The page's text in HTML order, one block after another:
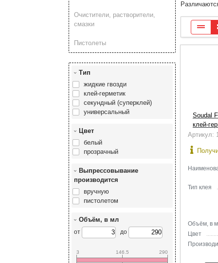
Очистители, растворители,
смазки
Пистолеты
Тип
жидкие гвозди
клей-герметик
секундный (суперклей)
универсальный
Цвет
белый
прозрачный
Выпрессовывание
производится
вручную
пистолетом
Объём, в мл
от до
3 146.5 290
Soudal
клей-
Артикул:
Тип клея
Объём, в
Цвет